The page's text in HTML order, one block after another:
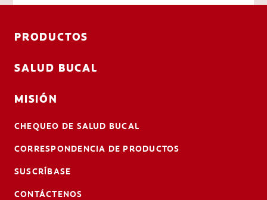
PRODUCTOS
SALUD BUCAL
MISIÓN
CHEQUEO DE SALUD BUCAL
CORRESPONDENCIA DE PRODUCTOS
SUSCRÍBASE
CONTÁCTENOS